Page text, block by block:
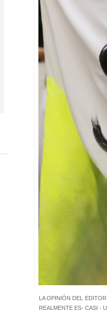
LA OPINIÓN DEL
REALMENTE ES- CASI -